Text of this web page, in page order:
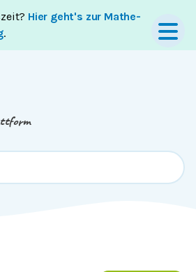
Hier geht's zur Mathe-
.
Footer